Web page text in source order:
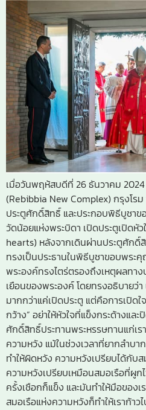
เมื่อวันพฤห้สบดีที่ 26 ธันวาคม 2024
(Rebibbia New Complex) กรุงโร
ประตูศักดิ์สิทธิ์ และประกอบพิธีบูช
วัดน้อยแห่งพระบิดา เปิดประตูเปิดหั
hearts) หลังจากเดินผ่านประตูศักดิ์
ทรงเป็นประธานในพิธีบูชาขอบพระ
พระองค์ทรงไตร่ตรองถึงเหตุผลทา
เยือนของพระองค์ โดยทรงอธิบายว่า
มากกว่าแค่เปิดประตู แต่คือการเปิด
กว้าง” อย่าให้หัวใจที่แข็งกระด้างแล
ศักดิ์สิทธิ์ประทานพระหรรษทานแก่เรา
ความหวัง แม้ในช่วงเวลาที่ยากลำบ
ทำให้ผิดหวัง ความหวังเปรียบได้กับ
ความหวังเปรียบเหมือนสมอเรือที่ผูก
ครั้งเชือกก็แข็ง และมันทำให้มือของเ
สมอเรือแห่งความหวังก็ทำให้เราก้า